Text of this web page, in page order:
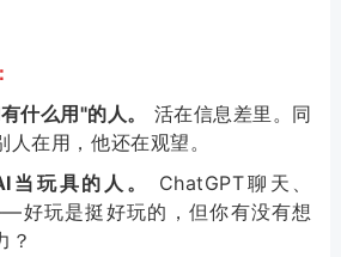
什么用"的人。
活在信息差里。同
在用，他还在观望。
玩具的人。
ChatGPT聊天、
玩是挺好玩的，但你有没有想
？